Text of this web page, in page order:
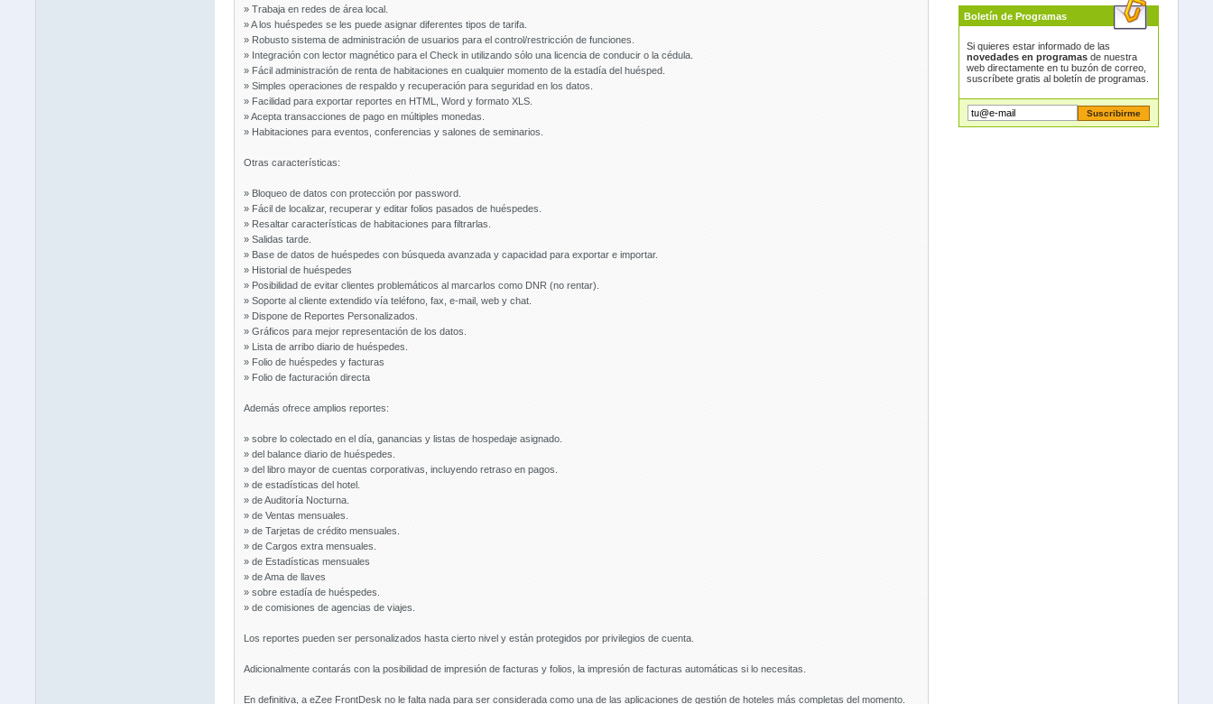
» Trabaja en redes de área local.
» A los huéspedes se les puede asignar diferentes tipos de tarifa.
» Robusto sistema de administración de usuarios para el control/restricción de funciones.
» Integración con lector magnético para el Check in utilizando sólo una licencia de conducir o la cédula.
» Fácil administración de renta de habitaciones en cualquier momento de la estadía del huésped.
» Simples operaciones de respaldo y recuperación para seguridad en los datos.
» Facilidad para exportar reportes en HTML, Word y formato XLS.
» Acepta transacciones de pago en múltiples monedas.
» Habitaciones para eventos, conferencias y salones de seminarios.
Otras características:
» Bloqueo de datos con protección por password.
» Fácil de localizar, recuperar y editar folios pasados de huéspedes.
» Resaltar características de habitaciones para filtrarlas.
» Salidas tarde.
» Base de datos de huéspedes con búsqueda avanzada y capacidad para exportar e importar.
» Historial de huéspedes
» Posibilidad de evitar clientes problemáticos al marcarlos como DNR (no rentar).
» Soporte al cliente extendido vía teléfono, fax, e-mail, web y chat.
» Dispone de Reportes Personalizados.
» Gráficos para mejor representación de los datos.
» Lista de arribo diario de huéspedes.
» Folio de huéspedes y facturas
» Folio de facturación directa
Además ofrece amplios reportes:
» sobre lo colectado en el día, ganancias y listas de hospedaje asignado.
» del balance diario de huéspedes.
» del libro mayor de cuentas corporativas, incluyendo retraso en pagos.
» de estadísticas del hotel.
» de Auditoría Nocturna.
» de Ventas mensuales.
» de Tarjetas de crédito mensuales.
» de Cargos extra mensuales.
» de Estadísticas mensuales
» de Ama de llaves
» sobre estadía de huéspedes.
» de comisiones de agencias de viajes.
Los reportes pueden ser personalizados hasta cierto nivel y están protegidos por privilegios de cuenta.
Adicionalmente contarás con la posibilidad de impresión de facturas y folios, la impresión de facturas automáticas si lo necesitas.
En definitiva, a eZee FrontDesk no le falta nada para ser considerada como una de las aplicaciones de gestión de hoteles más completas del momento.
Boletín de Programas
Si quieres estar informado de las
novedades en programasde nuestra
web directamente en tu buzón de correo,
suscríbete gratis al boletín de programas.